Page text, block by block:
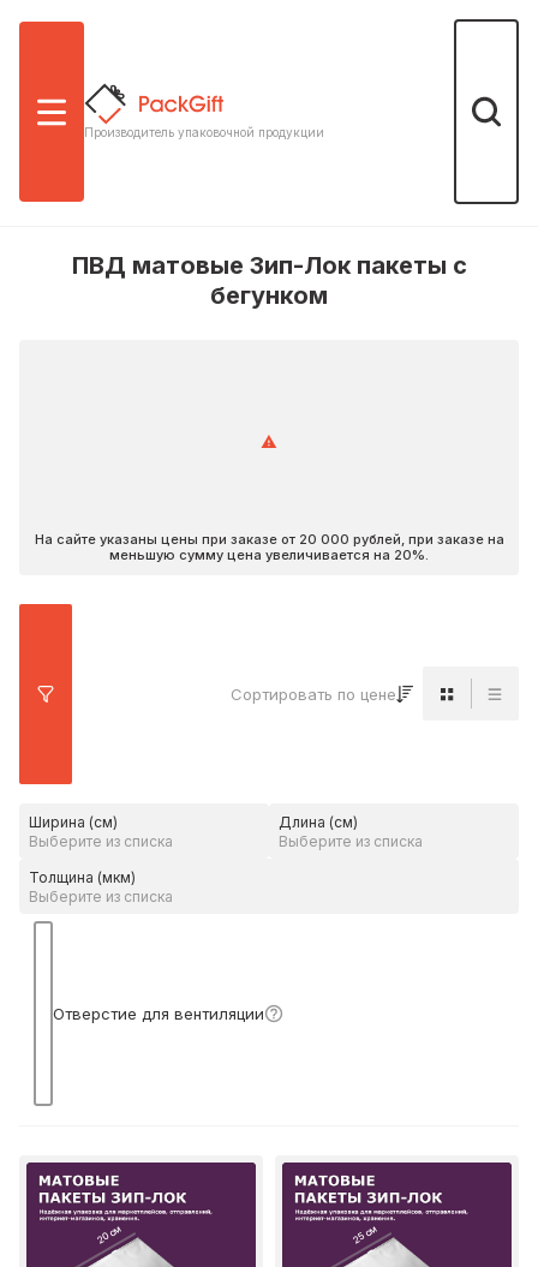
Меню
Производитель упаковочной продукции
Поиск
ПВД матовые Зип-Лок пакеты с
бегунком
На сайте указаны цены при заказе от 20 000 рублей, при заказе на
меньшую сумму цена увеличивается на 20%.
Ширина (см) Длина (см)
Толщина (мкм)
Отверстие для вентиляции
Сортировать по цене Вид Вид
20 см 25 см